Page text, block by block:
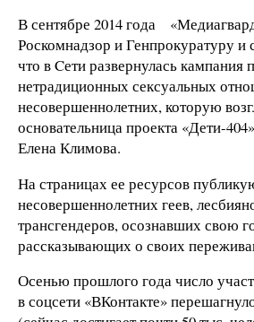
В сентябре 2014 года
Роскомнадзор и Генпрокуратуру
что в Cети развернулась кампания
нетрадиционных сексуальных
несовершеннолетних, которую
основательница проекта «Дети-
Елена Климова.
На страницах ее ресурсов
несовершеннолетних геев,
трансгендеров, осознавших свою
рассказывающих о своих
Осенью прошлого года число
в соцсети «ВКонтакте»